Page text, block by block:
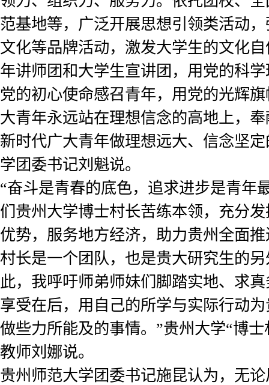
范基地等，广泛开展思想引领类活动
文化等品牌活动，激发大学生的文化
年讲师团和大学生宣讲团，用党的科
党的初心使命感召青年，用党的光辉
大青年永远站在理想信念的高地上，
新时代广大青年做理想远大、信念坚
学团委书记刘魁说。
“奋斗是青春的底色，追求进步是青年
们贵州大学博士村长苦练本领，充分
优势，服务地方经济，助力贵州全面
村长是一个团队，也是贵大研究生的
此，我呼吁师弟师妹们脚踏实地、求
享受在后，用自己的所学与实际行动
做些力所能及的事情。”贵州大学“博
教师刘娜说。
贵州师范大学团委书记施昆认为，无